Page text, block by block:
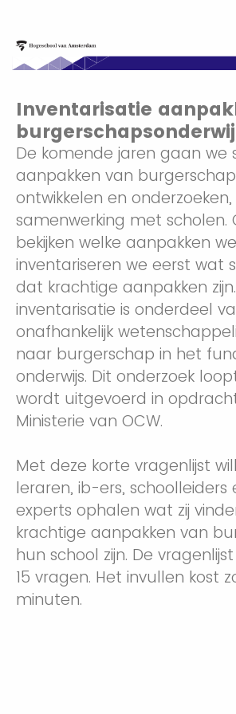
Inventarisatie
De komende jaren gaan we
aanpakken van
ontwikkelen en
samenwerking met scholen.
bekijken welke aanpakken
inventariseren we eerst wat
dat krachtige aanpakken
inventarisatie is onderdeel
onafhankelijk
naar burgerschap in het
onderwijs. Dit onderzoek
wordt uitgevoerd in
Ministerie van OCW.
Met deze korte vragenlijst
leraren, ib-ers, schoolleiders
experts ophalen wat zij
krachtige aanpakken van
hun school zijn. De
15 vragen. Het invullen kost
minuten.